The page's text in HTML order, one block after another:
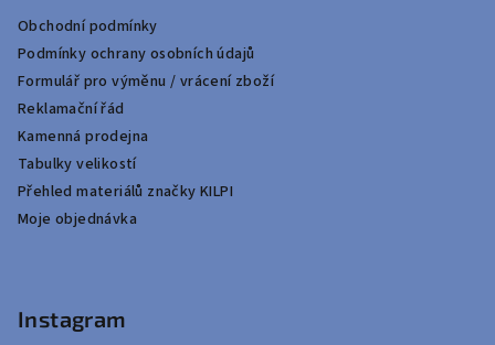
Obchodní podmínky
Podmínky ochrany osobních údajů
Formulář pro výměnu / vrácení zboží
Reklamační řád
Kamenná prodejna
Tabulky velikostí
Přehled materiálů značky KILPI
Moje objednávka
Instagram